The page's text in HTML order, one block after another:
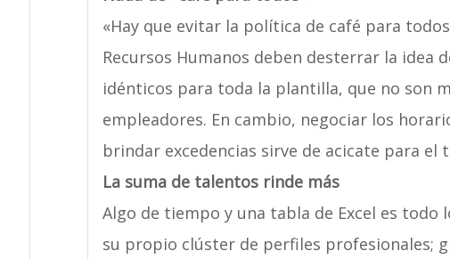
«Hay que evitar la política de café para
Recursos Humanos deben desterrar la idea
idénticos para toda la plantilla, que no son
empleadores. En cambio, negociar los
brindar excedencias sirve de acicate para el
La suma de talentos rinde más
Algo de tiempo y una tabla de Excel es todo
su propio clúster de perfiles profesionales;